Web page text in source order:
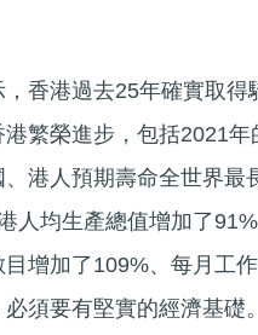
香港過去25年確實取
繁榮進步，包括2021
港人預期壽命全世界最
人均生產總值增加了
增加了109%、每月工
須要有堅實的經濟基礎。